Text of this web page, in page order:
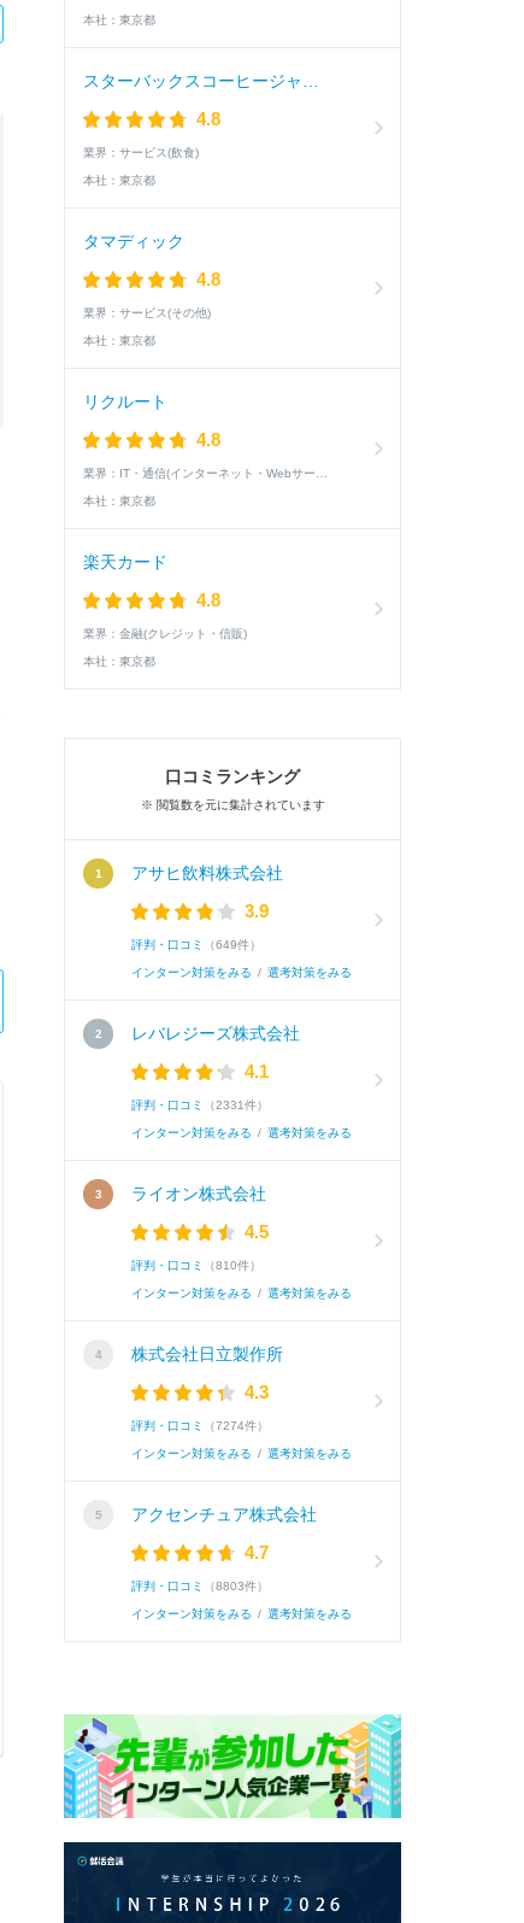
株式会社シュゼット
Q. 志望動機
貴社の商品を通して多くの人を幸せにできると
本社： 東京都
4.8
業界： サービス(飲食)
本社： 東京都
タマディック
4.8
業界： サービス(その他)
本社： 東京都
リクルート
4.8
業界：
本社： 東京都
楽天カード
4.8
業界： 金融(クレジット・信販)
本社： 東京都
口コミランキング
※ 閲覧数を元に集計されています
アサヒ飲料株式会社
3.9
評判・口コミ （649件）
インターン対策をみる / 選考対策をみる
レバレジーズ株式会社
4.1
評判・口コミ （2331件）
インターン対策をみる / 選考対策をみる
ライオン株式会社
4.5
評判・口コミ （810件）
インターン対策をみる / 選考対策をみる
株式会社日立製作所
4.3
評判・口コミ （7274件）
インターン対策をみる / 選考対策をみる
アクセンチュア株式会社
4.7
評判・口コミ （8803件）
インターン対策をみる / 選考対策をみる